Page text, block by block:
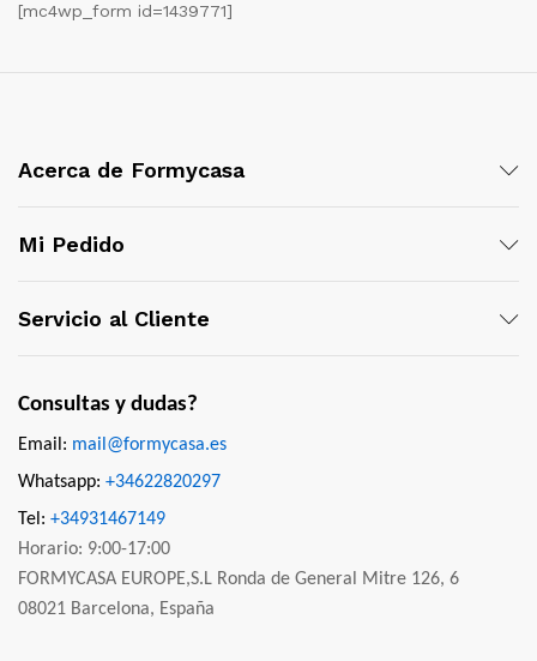
[mc4wp_form id=1439771]
Acerca de Formycasa
Mi Pedido
Servicio al Cliente
Consultas y dudas?
Email: mail@formycasa.es
Whatsapp: +34622820297
Tel: +34931467149
Horario: 9:00-17:00
FORMYCASA EUROPE,S.L Ronda de General Mitre 126, 6
08021 Barcelona, España